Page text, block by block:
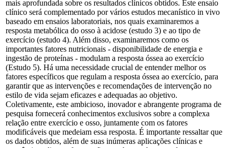
mais aprofundada sobre os resultados clínicos obtidos. Este ensaio
clínico será complementado por vários estudos mecanístico in vivo
baseado em ensaios laboratoriais, nos quais examinaremos a
resposta metabólica do osso à acidose (estudo 3) e ao tipo de
exercício (estudo 4). Além disso, examinaremos como os
importantes fatores nutricionais - disponibilidade de energia e
ingestão de proteínas - modulam a resposta óssea ao exercício
(Estudo 5). Há uma necessidade crucial de entender melhor os
fatores específicos que regulam a resposta óssea ao exercício, para
garantir que as intervenções e recomendações de intervenção no
estilo de vida sejam eficazes e adequadas ao objetivo.
Coletivamente, este ambicioso, inovador e abrangente programa de
pesquisa fornecerá conhecimentos exclusivos sobre a complexa
relação entre exercício e osso, juntamente com os fatores
modificáveis que medeiam essa resposta. É importante ressaltar que
os dados obtidos, além de suas inúmeras aplicações clínicas e